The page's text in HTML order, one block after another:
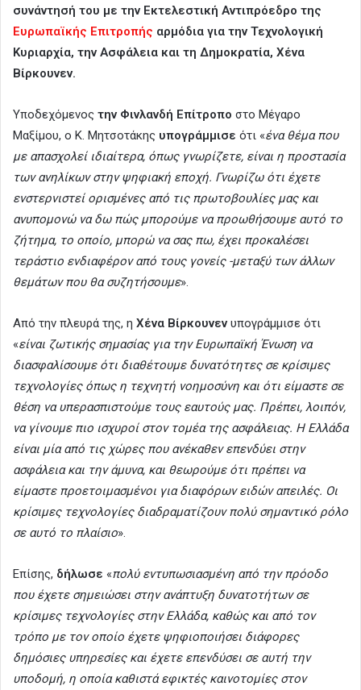
συνάντησή του με την Εκτελεστική Αντιπρόεδρο της
Ευρωπαϊκής Επιτροπής αρμόδια για την Τεχνολογική
Κυριαρχία, την Ασφάλεια και τη Δημοκρατία, Χένα
Βίρκουνεν.
Υποδεχόμενος την Φινλανδή Επίτροπο στο Μέγαρο
Μαξίμου, ο Κ. Μητσοτάκης υπογράμμισε ότι «ένα θέμα που
με απασχολεί ιδιαίτερα, όπως γνωρίζετε, είναι η προστασία
των ανηλίκων στην ψηφιακή εποχή. Γνωρίζω ότι έχετε
ενστερνιστεί ορισμένες από τις πρωτοβουλίες μας και
ανυπομονώ να δω πώς μπορούμε να προωθήσουμε αυτό το
ζήτημα, το οποίο, μπορώ να σας πω, έχει προκαλέσει
τεράστιο ενδιαφέρον από τους γονείς -μεταξύ των άλλων
θεμάτων που θα συζητήσουμε».
Από την πλευρά της, η Χένα Βίρκουνεν υπογράμμισε ότι
«είναι ζωτικής σημασίας για την Ευρωπαϊκή Ένωση να
διασφαλίσουμε ότι διαθέτουμε δυνατότητες σε κρίσιμες
τεχνολογίες όπως η τεχνητή νοημοσύνη και ότι είμαστε σε
θέση να υπερασπιστούμε τους εαυτούς μας. Πρέπει, λοιπόν,
να γίνουμε πιο ισχυροί στον τομέα της ασφάλειας. Η Ελλάδα
είναι μία από τις χώρες που ανέκαθεν επενδύει στην
ασφάλεια και την άμυνα, και θεωρούμε ότι πρέπει να
είμαστε προετοιμασμένοι για διαφόρων ειδών απειλές. Οι
κρίσιμες τεχνολογίες διαδραματίζουν πολύ σημαντικό ρόλο
σε αυτό το πλαίσιο».
Επίσης, δήλωσε «πολύ εντυπωσιασμένη από την πρόοδο
που έχετε σημειώσει στην ανάπτυξη δυνατοτήτων σε
κρίσιμες τεχνολογίες στην Ελλάδα, καθώς και από τον
τρόπο με τον οποίο έχετε ψηφιοποιήσει διάφορες
δημόσιες υπηρεσίες και έχετε επενδύσει σε αυτή την
υποδομή, η οποία καθιστά εφικτές καινοτομίες στον